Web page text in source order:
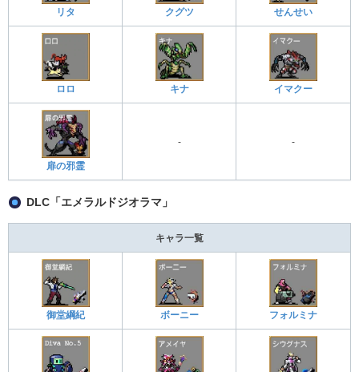
リタ クグツ せんせい
ロロ キナ イマクー
扉の邪霊
- -
DLC「エメラルドジオラマ」
キャラ一覧
御堂綱紀 ボーニー フォルミナ